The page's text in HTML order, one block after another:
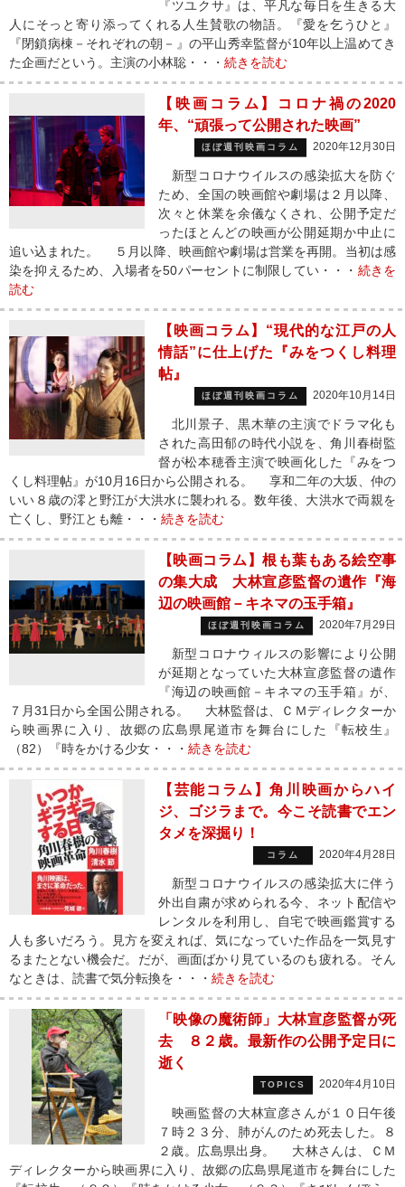
『ツユクサ』は、平凡な毎日を生きる大
人にそっと寄り添ってくれる人生賛歌の物語。『愛を乞うひと』
『閉鎖病棟－それぞれの朝－』の平山秀幸監督が10年以上温めてき
た企画だという。主演の小林聡・・・ 続きを読む
【映画コラム】コロナ禍の2020
年、“頑張って公開された映画”
ほぼ週刊映画コラム 2020年12月30日
新型コロナウイルスの感染拡大を防ぐ
ため、全国の映画館や劇場は２月以降、
次々と休業を余儀なくされ、公開予定だ
ったほとんどの映画が公開延期か中止に
追い込まれた。 ５月以降、映画館や劇場は営業を再開。当初は感
染を抑えるため、入場者を50パーセントに制限してい・・・ 続きを
読む
【映画コラム】“現代的な江戸の人
情話”に仕上げた『みをつくし料理
帖』
ほぼ週刊映画コラム 2020年10月14日
北川景子、黒木華の主演でドラマ化も
された高田郁の時代小説を、角川春樹監
督が松本穂香主演で映画化した『みをつ
くし料理帖』が10月16日から公開される。 享和二年の大坂、仲の
いい８歳の澪と野江が大洪水に襲われる。数年後、大洪水で両親を
亡くし、野江とも離・・・ 続きを読む
【映画コラム】根も葉もある絵空事
の集大成 大林宣彦監督の遺作『海
辺の映画館－キネマの玉手箱』
ほぼ週刊映画コラム 2020年7月29日
新型コロナウィルスの影響により公開
が延期となっていた大林宣彦監督の遺作
『海辺の映画館－キネマの玉手箱』が、
７月31日から全国公開される。 大林監督は、ＣＭディレクターか
ら映画界に入り、故郷の広島県尾道市を舞台にした『転校生』
（82）『時をかける少女・・・ 続きを読む
【芸能コラム】角川映画からハイ
ジ、ゴジラまで。今こそ読書でエン
タメを深掘り！
コラム 2020年4月28日
新型コロナウイルスの感染拡大に伴う
外出自粛が求められる今、ネット配信や
レンタルを利用し、自宅で映画鑑賞する
人も多いだろう。見方を変えれば、気になっていた作品を一気見す
るまたとない機会だ。だが、画面ばかり見ているのも疲れる。そん
なときは、読書で気分転換を・・・ 続きを読む
「映像の魔術師」大林宣彦監督が死
去 ８２歳。最新作の公開予定日に
逝く
TOPICS 2020年4月10日
映画監督の大林宣彦さんが１０日午後
７時２３分、肺がんのため死去した。８
２歳。広島県出身。 大林さんは、ＣＭ
ディレクターから映画界に入り、故郷の広島県尾道市を舞台にした